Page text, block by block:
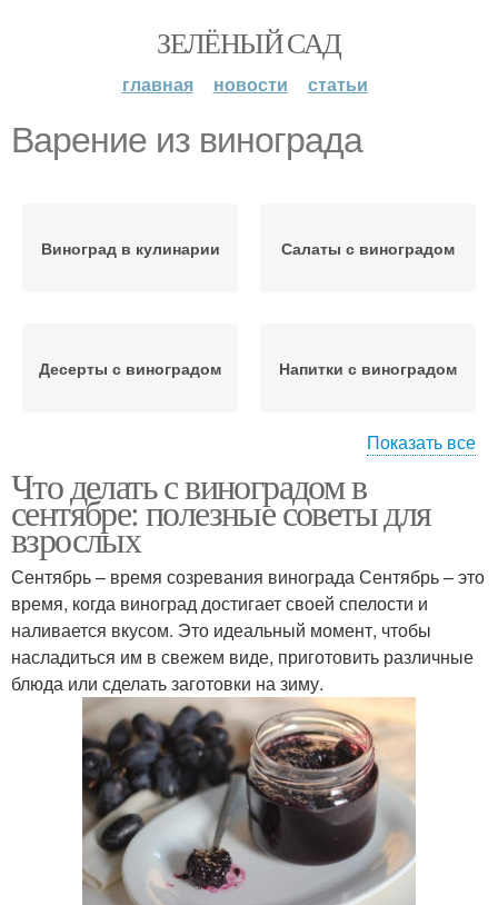
ЗЕЛЁНЫЙ САД
главная новости статьи
Варение из винограда
Виноград в кулинарии Салаты с виноградом
Десерты с виноградом Напитки с виноградом
Сушеный виноград Рецепты с виноградом
Ванильное варение Джемы из винограда
Компот из винограда Целый виноград
Виноград в сиропе
Виноград в горчичном
маринаде
Показать все
Что делать с виноградом в
сентябре: полезные советы для
взрослых
Сентябрь – время созревания винограда Сентябрь – это
время, когда виноград достигает своей спелости и
наливается вкусом. Это идеальный момент, чтобы
насладиться им в свежем виде, приготовить различные
блюда или сделать заготовки на зиму.